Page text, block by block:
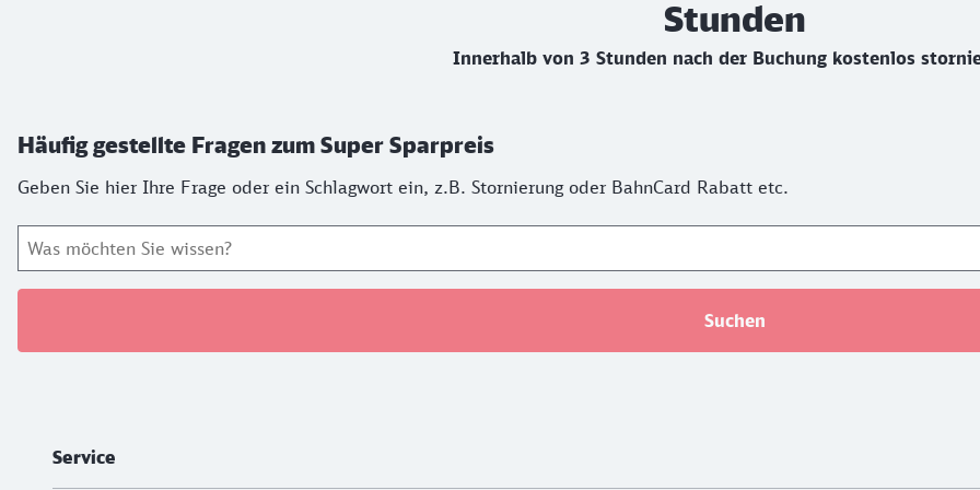
Stunden
Innerhalb von 3 Stunden nach der Buchung kostenlos
Häufig gestellte Fragen zum Super Sparpreis
Geben Sie hier Ihre Frage oder ein Schlagwort ein, z.B. Stornierung oder BahnCard Rabatt etc.
Suchen
Service